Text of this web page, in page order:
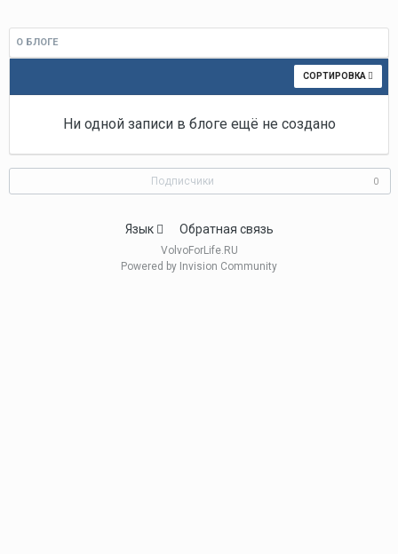
О БЛОГЕ
СОРТИРОВКА
Ни одной записи в блоге ещё не создано
Подписчики 0
Язык Обратная связь
VolvoForLife.RU
Powered by Invision Community